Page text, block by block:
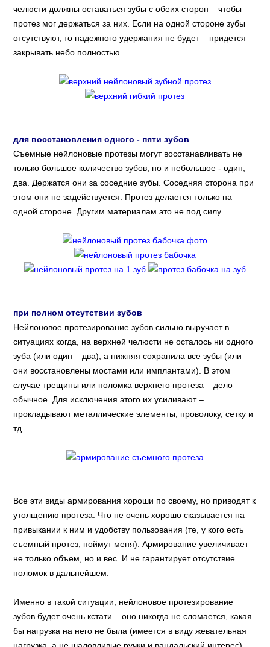
челюсти должны оставаться зубы с обеих сторон – чтобы
протез мог держаться за них. Если на одной стороне зубы
отсутствуют, то надежного удержания не будет – придется
закрывать небо полностью.
для восстановления одного - пяти зубов
Съемные нейлоновые протезы могут восстанавливать не
только большое количество зубов, но и небольшое - один,
два. Держатся они за соседние зубы. Соседняя сторона при
этом они не задействуется. Протез делается только на
одной стороне. Другим материалам это не под силу.
при полном отсутствии зубов
Нейлоновое протезирование зубов сильно выручает в
ситуациях когда, на верхней челюсти не осталось ни одного
зуба (или один – два), а нижняя сохранила все зубы (или
они восстановлены мостами или имплантами). В этом
случае трещины или поломка верхнего протеза – дело
обычное. Для исключения этого их усиливают –
прокладывают металлические элементы, проволоку, сетку и
тд.
Все эти виды армирования хороши по своему, но приводят к
утолщению протеза. Что не очень хорошо сказывается на
привыкании к ним и удобству пользования (те, у кого есть
съемный протез, поймут меня). Армирование увеличивает
не только объем, но и вес. И не гарантирует отсутствие
поломок в дальнейшем.
Именно в такой ситуации, нейлоновое протезирование
зубов будет очень кстати – оно никогда не сломается, какая
бы нагрузка на него не была (имеется в виду жевательная